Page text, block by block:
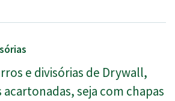
e divisórias de Drywall,
acartonadas, seja com chapas